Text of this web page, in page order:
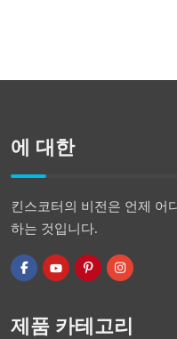
에 대한
킨스코터의 비전은 언제 어
하는 것입니다.
제품 카테고리